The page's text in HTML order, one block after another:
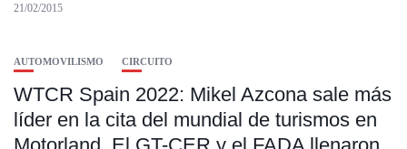
21/02/2015
AUTOMOVILISMO CIRCUITO
WTCR Spain 2022: Mikel Azcona sale más
líder en la cita del mundial de turismos en